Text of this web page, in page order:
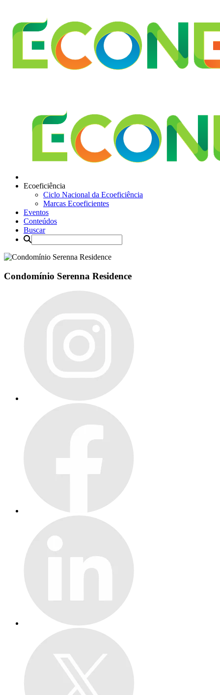
Ecoeficiência
Ciclo Nacional da Ecoeficiência
Marcas Ecoeficientes
Eventos
Conteúdos
Buscar
Condomínio Serenna Residence